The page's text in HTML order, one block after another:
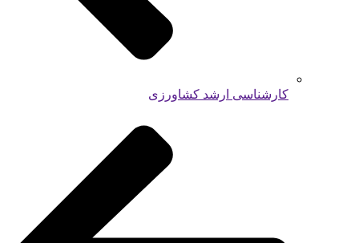
کارشناسی ارشد کشاورزی